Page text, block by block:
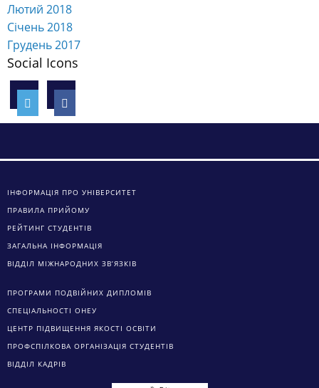
Лютий 2018
Січень 2018
Грудень 2017
Social Icons
ІНФОРМАЦІЯ ПРО УНІВЕРСИТЕТ
ПРАВИЛА ПРИЙОМУ
РЕЙТИНГ СТУДЕНТІВ
ЗАГАЛЬНА ІНФОРМАЦІЯ
ВІДДІЛ МІЖНАРОДНИХ ЗВ’ЯЗКІВ
ПРОГРАМИ ПОДВІЙНИХ ДИПЛОМІВ
СПЕЦІАЛЬНОСТІ ОНЕУ
ЦЕНТР ПІДВИЩЕННЯ ЯКОСТІ ОСВІТИ
ПРОФСПІЛКОВА ОРГАНІЗАЦІЯ СТУДЕНТІВ
ВІДДІЛ КАДРІВ